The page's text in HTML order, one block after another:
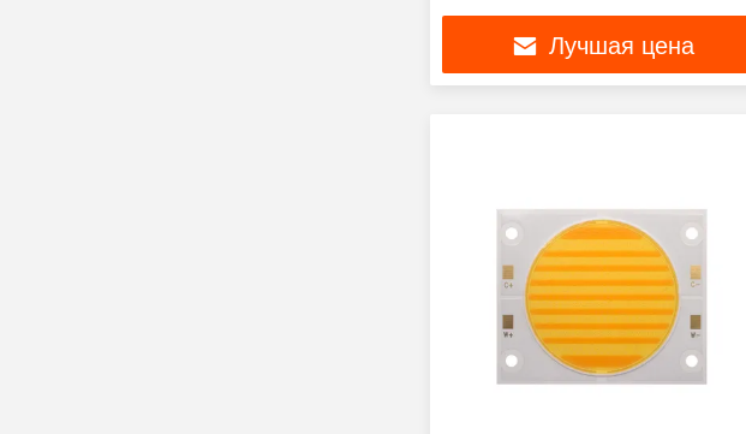
теплый белый 65-70 лм Ra90 3
года гарантииЛучшая цена